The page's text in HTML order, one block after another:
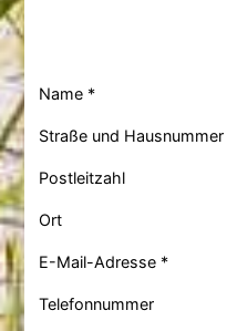
Name *
Straße und Hausnummer
Postleitzahl
Ort
E-Mail-Adresse *
Telefonnummer